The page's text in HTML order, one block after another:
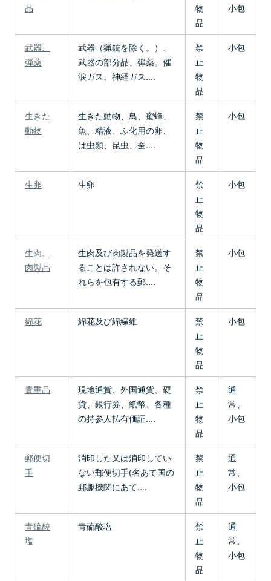
品
物
品
小包
武器、
弾薬
武器（猟銃を除く。）、
武器の部分品、弾薬。催
涙ガス、神経ガス....
禁
止
物
品
小包
生きた
動物
生きた動物、鳥、蜜蜂、
魚、精液、ふ化用の卵、
は虫類、昆虫、蚕....
禁
止
物
品
小包
生卵 生卵
禁
止
物
品
小包
生肉、
肉製品
生肉及び肉製品を発送す
ることは許されない。そ
れらを包有する郵....
禁
止
物
品
小包
綿花 綿花及び綿繊維
禁
止
物
品
小包
貴重品
現地通貨、外国通貨、硬
貨、銀行券、紙幣、各種
の持参人払有価証....
禁
止
物
品
通
常、
小包
郵便切
手
消印した又は消印してい
ない郵便切手(名あて国の
郵趣機関にあて....
禁
止
物
品
通
常、
小包
青硫酸
塩
青硫酸塩
禁
止
物
品
通
常、
小包